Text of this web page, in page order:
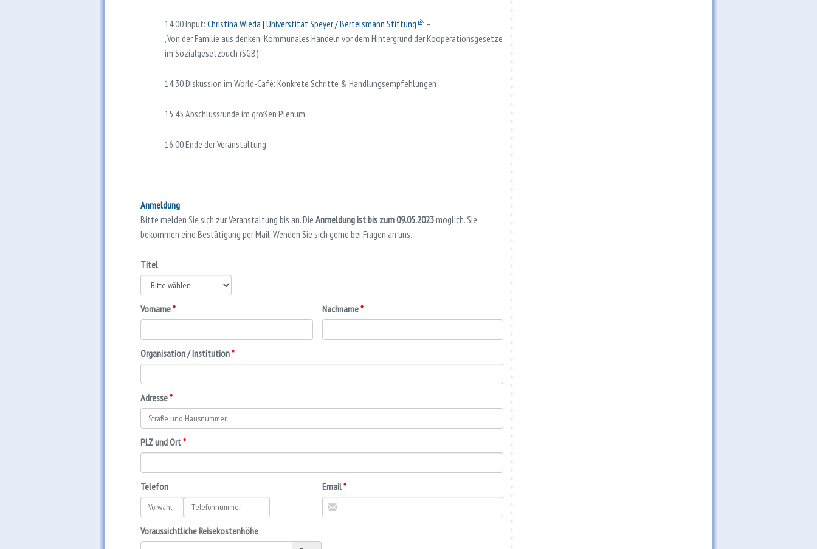
14:00 Input: Christina Wieda | Universtität Speyer / Bertelsmann Stiftung
–
„Von der Familie aus denken: Kommunales Handeln vor dem Hintergrund der Kooperationsgesetze
im Sozialgesetzbuch (SGB)“
14:30 Diskussion im World-Café: Konkrete Schritte & Handlungsempfehlungen
15:45 Abschlussrunde im großen Plenum
16:00 Ende der Veranstaltung
Anmeldung
Bitte melden Sie sich zur Veranstaltung bis an. Die Anmeldung ist bis zum 09.05.2023möglich. Sie
bekommen eine Bestätigung per Mail. Wenden Sie sich gerne bei Fragen an uns.
Titel
Vorname Nachname
Organisation / Institution
Adresse
PLZ und Ort
Telefon Email
Voraussichtliche Reisekostenhöhe